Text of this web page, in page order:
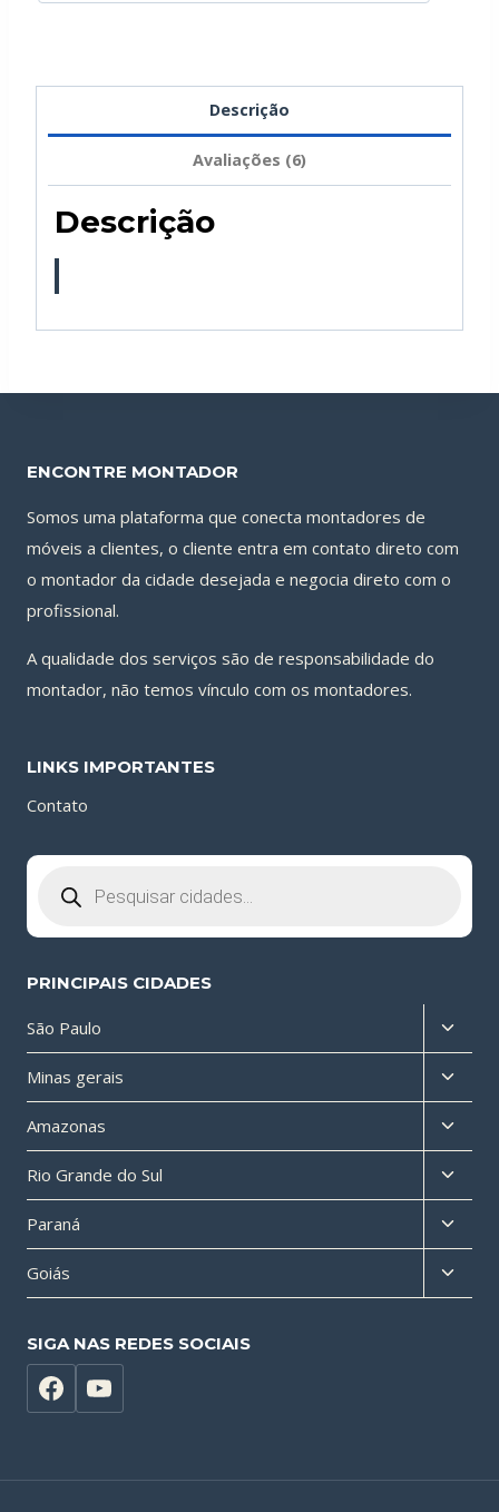
Descrição
Avaliações (6)
Descrição
ENCONTRE MONTADOR
Somos uma plataforma que conecta montadores de
móveis a clientes, o cliente entra em contato direto com
o montador da cidade desejada e negocia direto com o
profissional.
A qualidade dos serviços são de responsabilidade do
montador, não temos vínculo com os montadores.
LINKS IMPORTANTES
Contato
produtos
PRINCIPAIS CIDADES
São Paulo
menu
filho
Minas gerais
menu
filho
Amazonas
menu
filho
Rio Grande do Sul
menu
filho
Paraná
menu
filho
Goiás
menu
SIGA NAS REDES SOCIAIS